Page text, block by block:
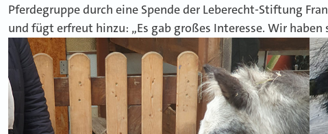
Pferdegruppe durch eine Spende der Leberecht-Stiftung
und fügt erfreut hinzu: „Es gab großes Interesse. Wir haben